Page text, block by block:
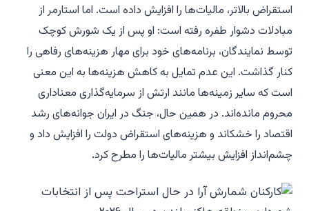
استقراض بالاتر، مالیات‌ها را افزایش داده است. اما استارمر از
مبادلات دشوار طفره رفته است: او پس از یک شورش کوچک
توسط نمایندگان، برنامه‌های خود برای مهار هزینه‌های رفاهی را
کنار گذاشت. این عدم تمایل به کاهش هزینه‌ها به این معنی
است که سایر زمینه‌ها مانند ارتش از سرمایه‌گذاری معناداری
محروم مانده‌اند. در همین حال، جنگ در ایران جوانه‌های رشد
اقتصاد را خشکاند و هزینه‌های استقراض دولت را افزایش داد و
چشم‌انداز افزایش بیشتر مالیات‌ها را مطرح کرد.